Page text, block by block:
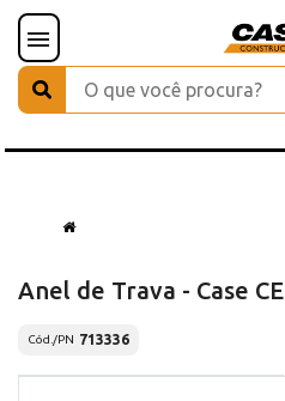
Anel de Trava - Case CE
Cód./PN 713336